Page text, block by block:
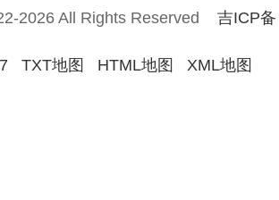
2026 All Rights Reserved 吉ICP备
TXT地图 HTML地图 XML地图